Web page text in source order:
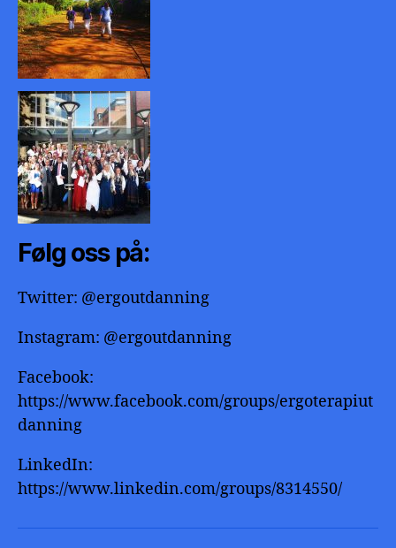
Følg oss på:
Twitter: @ergoutdanning
Instagram: @ergoutdanning
Facebook:
https://www.facebook.com/groups/ergoterapiut
danning
LinkedIn:
https://www.linkedin.com/groups/8314550/